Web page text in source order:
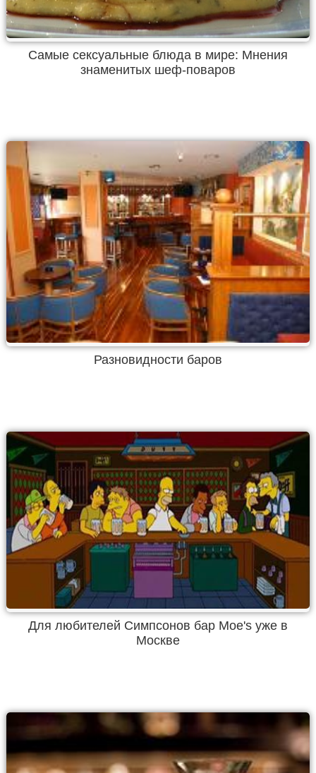
Самые сексуальные блюда в мире: Мнения
знаменитых шеф-поваров
Разновидности баров
Для любителей Симпсонов бар Moe's уже в
Москве